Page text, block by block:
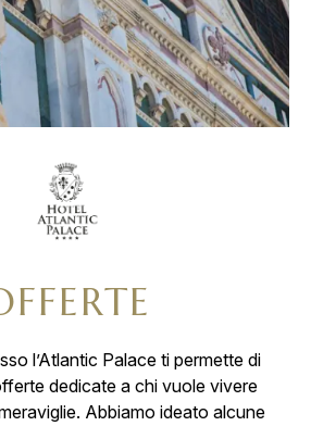
l’Atlantic Palace ti permette di
dedicate a chi vuole vivere
Abbiamo ideato alcune